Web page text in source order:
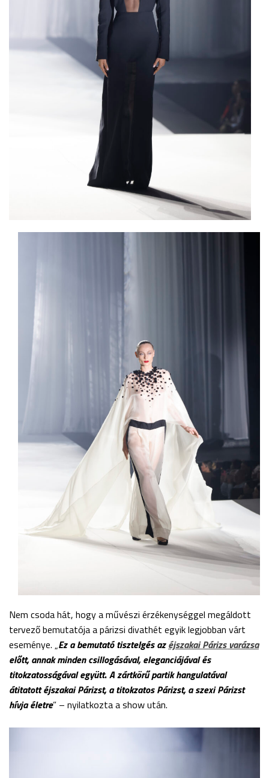
Nem csoda hát, hogy a művészi érzékenységgel megáldott
tervező bemutatója a párizsi divathét egyik legjobban várt
eseménye. „Ez a bemutató tisztelgés azéjszakai Párizs varázsa
előtt, annak minden csillogásával, eleganciájával és
titokzatosságával együtt.A zártkörű partik hangulatával
átitatott éjszakai Párizst, a titokzatos Párizst, a szexi Párizst
hívja életre” – nyilatkozta a show után.